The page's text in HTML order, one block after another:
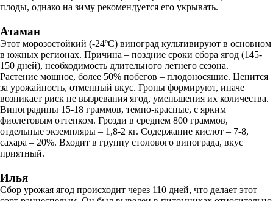
плоды, однако на зиму рекомендуется его укрывать.
Атаман
Этот морозостойкий (-24ºC) виноград культивируют в основном
в южных регионах. Причина – поздние сроки сбора ягод (145-
150 дней), необходимость длительного летнего сезона.
Растение мощное, более 50% побегов – плодоносящие. Ценится
за урожайность, отменный вкус. Гроны формируют, иначе
возникает риск не вызревания ягод, уменьшения их количества.
Виноградины 15-18 граммов, темно-красные, с ярким
фиолетовым оттенком. Грозди в среднем 800 граммов,
отдельные экземпляры – 1,8-2 кг. Содержание кислот – 7-8,
сахара – 20%. Входит в группу столового винограда, вкус
приятный.
Илья
Сбор урожая ягод происходит через 110 дней, что делает этот